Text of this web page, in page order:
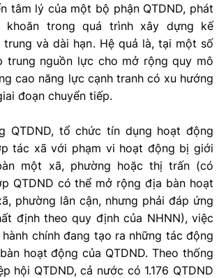
tâm lý của một bộ phận QTDND, phát
khoăn trong quá trình xây dựng kế
trung và dài hạn. Hệ quả là, tại một số
trung nguồn lực cho mở rộng quy mô
cao năng lực cạnh tranh có xu hướng
đoạn chuyển tiếp.
QTDND, tổ chức tín dụng hoạt động
tác xã với phạm vi hoạt động bị giới
một xã, phường hoặc thị trấn (có
QTDND có thể mở rộng địa bàn hoạt
phường lân cận, nhưng phải đáp ứng
định theo quy định của NHNN), việc
chính đang tạo ra những tác động
hoạt động của QTDND. Theo thống
hội QTDND, cả nước có 1.176 QTDND